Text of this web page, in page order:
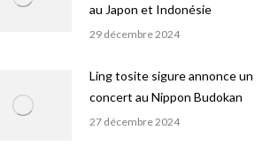
au Japon et Indonésie
29 décembre 2024
Ling tosite sigure annonce un
concert au Nippon Budokan
27 décembre 2024